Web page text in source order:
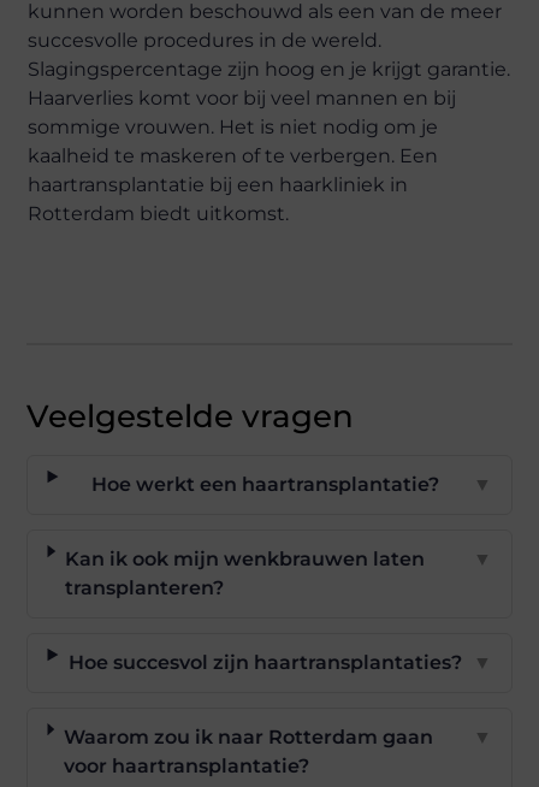
kunnen worden beschouwd als een van de meer
succesvolle procedures in de wereld.
Slagingspercentage zijn hoog en je krijgt garantie.
Haarverlies komt voor bij veel mannen en bij
sommige vrouwen. Het is niet nodig om je
kaalheid te maskeren of te verbergen. Een
haartransplantatie bij een haarkliniek in
Rotterdam biedt uitkomst.
Veelgestelde vragen
Hoe werkt een haartransplantatie? ▼
Kan ik ook mijn wenkbrauwen laten
transplanteren?
▼
Hoe succesvol zijn haartransplantaties? ▼
Waarom zou ik naar Rotterdam gaan
voor haartransplantatie?
▼